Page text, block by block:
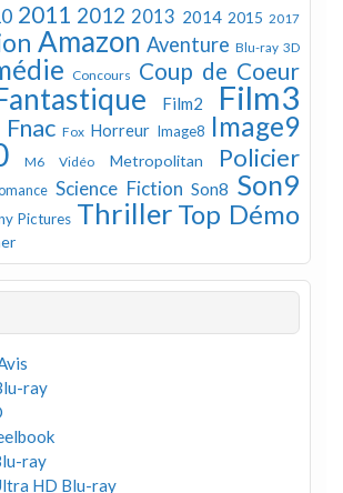
2011 2012 2013 2014 2015 2017
Amazon Aventure Blu-ray 3D
Concours Coup de Coeur
Film2 Film3
Fnac Fox Horreur Image8 Image9
M6 Vidéo Metropolitan Policier
Science Fiction Son8 Son9
Pictures Thriller Top Démo
ray
ray
HD Blu-ray